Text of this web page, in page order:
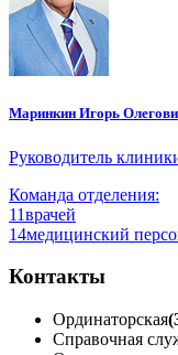
Маринкин Игорь
Руководитель
Команда отделения:
11врачей
14медицинский
Контакты
Ординаторская
Справочная